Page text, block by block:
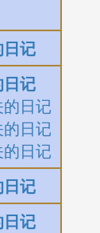
记
记
日记
日记
日记
记
记